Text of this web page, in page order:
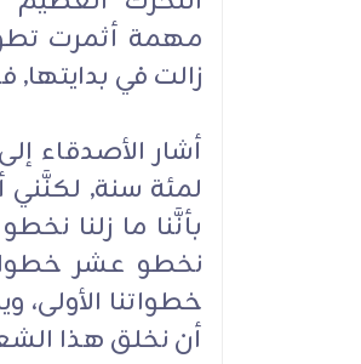
مهمة أثمرت
زالت في بدايتها,
أشار الأصدقاء
لمئة سنة,
بأنَّنا ما زلنا
نخطو عشر
خطواتنا
أن نخلق هذا